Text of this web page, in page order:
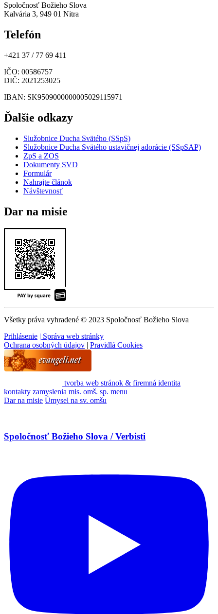
Spoločnosť Božieho Slova
Kalvária 3, 949 01 Nitra
Telefón
+421 37 / 77 69 411
IČO: 00586757
DIČ: 2021253025
IBAN: SK9509000000005029115971
Ďalšie odkazy
Služobnice Ducha Svätého (SSpS)
Služobnice Ducha Svätého ustavičnej adorácie (SSpSAP)
ZpS a ZOS
Dokumenty SVD
Formulár
Nahrajte článok
Návštevnosť
Dar na misie
Všetky práva vyhradené © 2023 Spoločnosť Božieho Slova
Prihlásenie | Správa web stránky
Ochrana osobných údajov | Pravidlá Cookies
tvorba web stránok & firemná identita
kontakty zamyslenia mis. omš. sp. menu
Dar na misie Úmysel na sv. omšu
Spoločnosť Božieho Slova / Verbisti